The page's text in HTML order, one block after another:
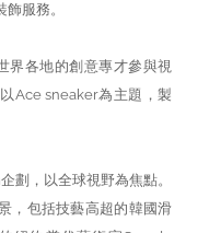
服務。
界各地的創意專才參與視
Ace sneaker為主題，製
劃，以全球視野為焦點。
，包括技藝高超的韓國滑